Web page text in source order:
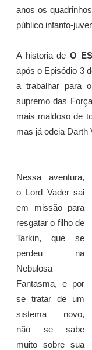
anos os
público infanto-
A historia de O
após o Episódio 3
a trabalhar para
supremo das
mais maldoso de
mas já odeia Darth
Nessa aventura,
o Lord Vader sai
em missão para
resgatar o filho de
Tarkin, que se
perdeu na
Nebulosa
Fantasma, e por
se tratar de um
sistema novo,
não se sabe
muito sobre sua